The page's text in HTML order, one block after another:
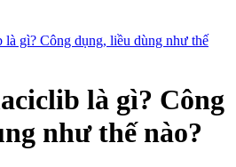
là gì? Công dụng, liều dùng như thế
là gì? Công
như thế nào?